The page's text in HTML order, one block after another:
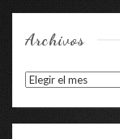
Archivos
Archivos